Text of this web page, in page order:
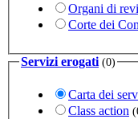
Organi di
Corte dei
Servizi erogati (0)
Carta dei
Class action